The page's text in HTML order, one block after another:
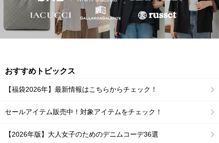
おすすめトピックス
【福袋2026年】最新情報はこちらからチェック！
セールアイテム販売中！対象アイテムをチェック！
【2026年版】大人女子のためのデニムコーデ36選